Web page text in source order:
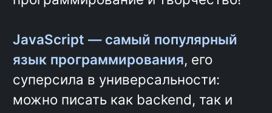
использование методологии
браузере
Работа в ИТ-команде